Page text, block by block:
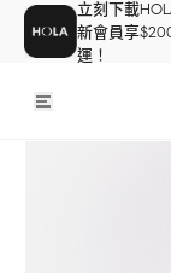
立刻下載
新會員享
運！